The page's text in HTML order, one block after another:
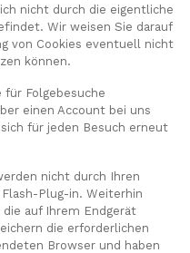
nicht durch die eigentliche
Wir weisen Sie darauf
von Cookies eventuell nicht
können.
Folgebesuche
einen Account bei uns
für jeden Besuch erneut
nicht durch Ihren
Plug-in. Weiterhin
auf Ihrem Endgerät
die erforderlichen
Browser und haben